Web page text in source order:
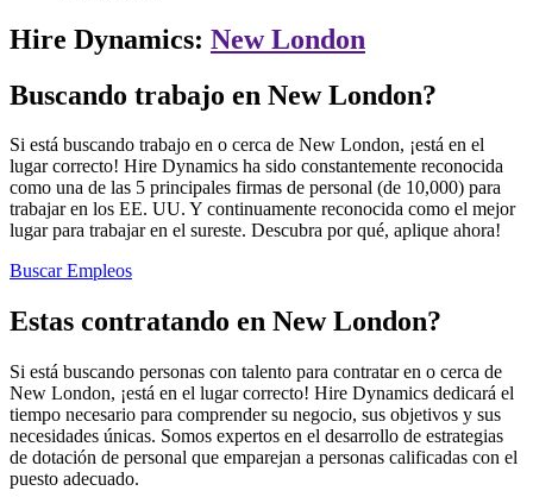
Hire Dynamics: New London
Buscando trabajo en New London?
Si está buscando trabajo en o cerca de New London, ¡está en el
lugar correcto! Hire Dynamics ha sido constantemente reconocida
como una de las 5 principales firmas de personal (de 10,000) para
trabajar en los EE. UU. Y continuamente reconocida como el mejor
lugar para trabajar en el sureste. Descubra por qué, aplique ahora!
Buscar Empleos
Estas contratando en New London?
Si está buscando personas con talento para contratar en o cerca de
New London, ¡está en el lugar correcto! Hire Dynamics dedicará el
tiempo necesario para comprender su negocio, sus objetivos y sus
necesidades únicas. Somos expertos en el desarrollo de estrategias
de dotación de personal que emparejan a personas calificadas con el
puesto adecuado.